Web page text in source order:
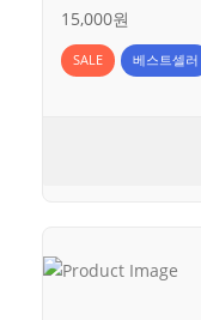
15,000원
SALE 베스트셀러